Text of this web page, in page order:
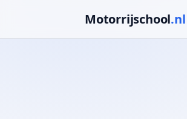
Motorrijschool.nl